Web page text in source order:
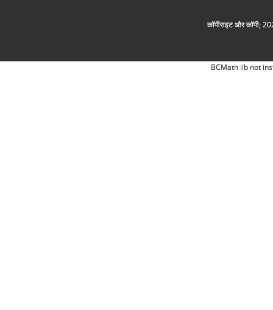
कॉपीराइट और कॉपी;
BCMath lib not